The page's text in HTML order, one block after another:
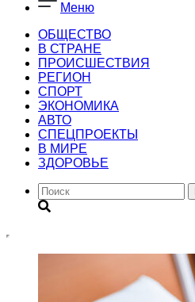
Меню
ОБЩЕСТВО
В СТРАНЕ
ПРОИСШЕСТВИЯ
РЕГИОН
CПОРТ
ЭКОНОМИКА
АВТО
СПЕЦПРОЕКТЫ
В МИРЕ
ЗДОРОВЬЕ